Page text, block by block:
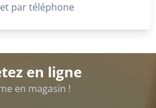
par téléphone
en ligne
en magasin !